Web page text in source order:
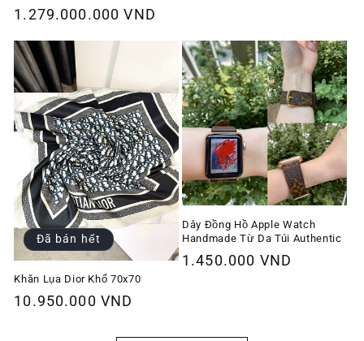
Giá
thường
1.279.000.000 VND
Đã bán hết
Khăn Lụa Dior Khổ 70x70
Giá
10.950.000 VND
Dây Đồng Hồ Apple Watch
Handmade Từ Da Túi Authentic
Giá
1.450.000 VND